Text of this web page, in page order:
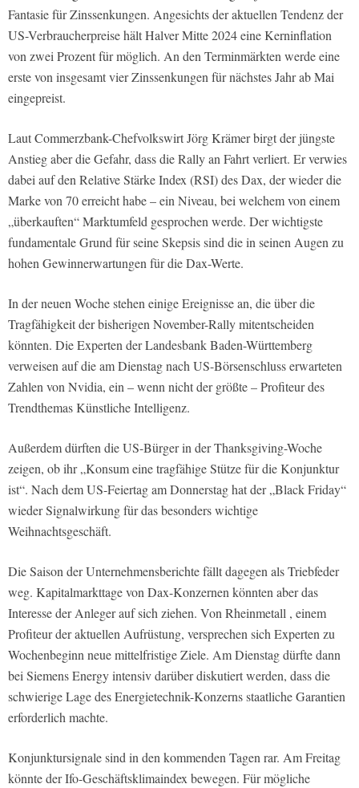
Fantasie für Zinssenkungen. Angesichts der aktuellen Tendenz der
US-Verbraucherpreise hält Halver Mitte 2024 eine Kerninflation
von zwei Prozent für möglich. An den Terminmärkten werde eine
erste von insgesamt vier Zinssenkungen für nächstes Jahr ab Mai
eingepreist.
Laut Commerzbank-Chefvolkswirt Jörg Krämer birgt der jüngste
Anstieg aber die Gefahr, dass die Rally an Fahrt verliert. Er verwies
dabei auf den Relative Stärke Index (RSI) des Dax, der wieder die
Marke von 70 erreicht habe – ein Niveau, bei welchem von einem
„überkauften“ Marktumfeld gesprochen werde. Der wichtigste
fundamentale Grund für seine Skepsis sind die in seinen Augen zu
hohen Gewinnerwartungen für die Dax-Werte.
In der neuen Woche stehen einige Ereignisse an, die über die
Tragfähigkeit der bisherigen November-Rally mitentscheiden
könnten. Die Experten der Landesbank Baden-Württemberg
verweisen auf die am Dienstag nach US-Börsenschluss erwarteten
Zahlen von Nvidia, ein – wenn nicht der größte – Profiteur des
Trendthemas Künstliche Intelligenz.
Außerdem dürften die US-Bürger in der Thanksgiving-Woche
zeigen, ob ihr „Konsum eine tragfähige Stütze für die Konjunktur
ist“. Nach dem US-Feiertag am Donnerstag hat der „Black Friday“
wieder Signalwirkung für das besonders wichtige
Weihnachtsgeschäft.
Die Saison der Unternehmensberichte fällt dagegen als Triebfeder
weg. Kapitalmarkttage von Dax-Konzernen könnten aber das
Interesse der Anleger auf sich ziehen. Von Rheinmetall , einem
Profiteur der aktuellen Aufrüstung, versprechen sich Experten zu
Wochenbeginn neue mittelfristige Ziele. Am Dienstag dürfte dann
bei Siemens Energy intensiv darüber diskutiert werden, dass die
schwierige Lage des Energietechnik-Konzerns staatliche Garantien
erforderlich machte.
Konjunktursignale sind in den kommenden Tagen rar. Am Freitag
könnte der Ifo-Geschäftsklimaindex bewegen. Für mögliche